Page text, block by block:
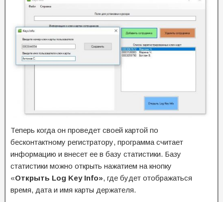
Теперь когда он проведет своей картой по
бесконтактному регистратору, программа считает
информацию и внесет ее в базу статистики. Базу
статистики можно открыть нажатием на кнопку
«Открыть Log Key Info», где будет отображаться
время, дата и имя карты держателя.